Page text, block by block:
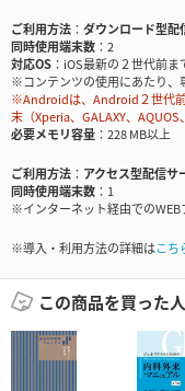
ご利用方法
ダウンロード型配
同時使用端末数
2
対応OS
iOS最新の２世代前
※コンテンツの使用にあたり
※Androidは、Android２世代
末（Xperia、GALAXY、
必要メモリ容量
228 MB以上
ご利用方法
アクセス型配信サ
同時使用端末数
1
※インターネット経由でのWEB
※導入・利用方法の詳細はこち
この商品を買った